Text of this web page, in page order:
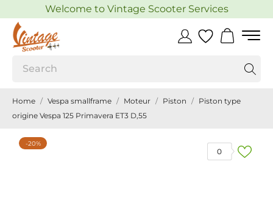
Welcome to Vintage Scooter Services
Home Vespa smallframe Moteur Piston
Piston type
origine Vespa 125 Primavera ET3 D,55
0
-20%